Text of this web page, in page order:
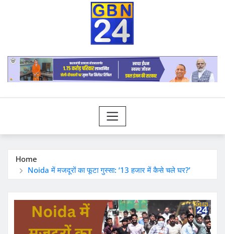
Home
Noida में मजदूरों का फूटा गुस्सा: ‘13 हजार में कैसे चले घर?’